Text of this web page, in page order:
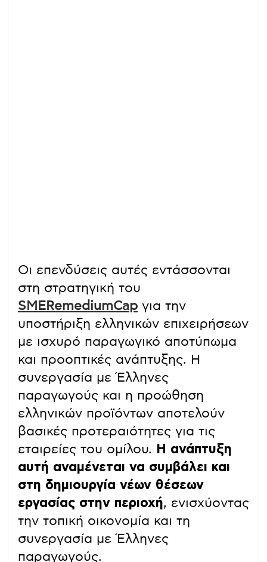
Οι επενδύσεις αυτές εντάσσονται
στη στρατηγική του
SMERemediumCap για την
υποστήριξη ελληνικών επιχειρήσεων
με ισχυρό παραγωγικό αποτύπωμα
και προοπτικές ανάπτυξης. Η
συνεργασία με Έλληνες
παραγωγούς και η προώθηση
ελληνικών προϊόντων αποτελούν
βασικές προτεραιότητες για τις
εταιρείες του ομίλου.
Η ανάπτυξη
αυτή αναμένεται να συμβάλει και
στη δημιουργία νέων θέσεων
εργασίας στην περιοχή, ενισχύοντας
την τοπική οικονομία και τη
συνεργασία με Έλληνες
παραγωγούς.